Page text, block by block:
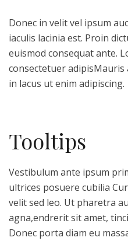
Donec in velit vel ipsum
iaculis lacinia est. Proin
euismod consequat ante.
consectetuer adipisMauris
in lacus ut enim adipiscing.
Tooltips
Vestibulum ante ipsum
ultrices posuere cubilia
velit sed leo. Ut pharetra
agna,endrerit sit amet,
Donec porta diam eu